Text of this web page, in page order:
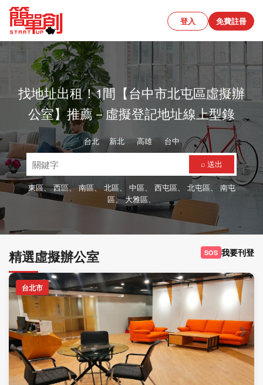
登入 免費註冊
找地址出租！1間【台中市北屯區虛擬辦
公室】推薦－虛擬登記地址線上型錄
台北、新北、高雄、台中
⌕ 送出
東區、西區、 南區、北區、 中區、 西屯區、 北屯區、 南屯
區、大雅區、
精選虛擬辦公室 SOS 我要刊登
台北市